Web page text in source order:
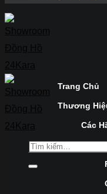
Trang Chủ
Thương
Các